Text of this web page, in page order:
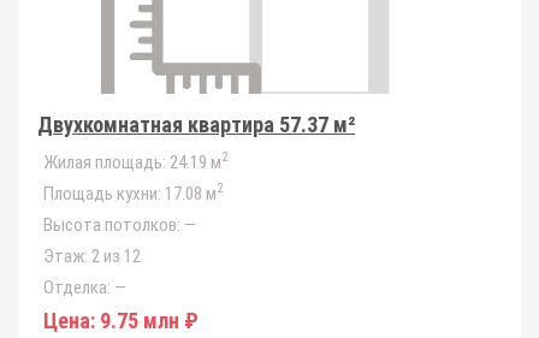
Двухкомнатная квартира 57.37 м²
Жилая площадь: 24.19 м2
Площадь кухни: 17.08 м2
Высота потолков: —
Этаж: 2 из 12
Отделка: —
Цена: 9.75 млн ₽